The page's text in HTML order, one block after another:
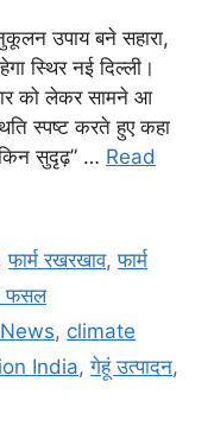
उपाय बने सहारा,
स्थिर नई दिल्ली।
को लेकर सामने आ
स्पष्ट करते हुए कहा
सुदृढ़” … Read
,फार्म रखरखाव,फार्म
फसल
, climate
India,गेहूं उत्पादन,